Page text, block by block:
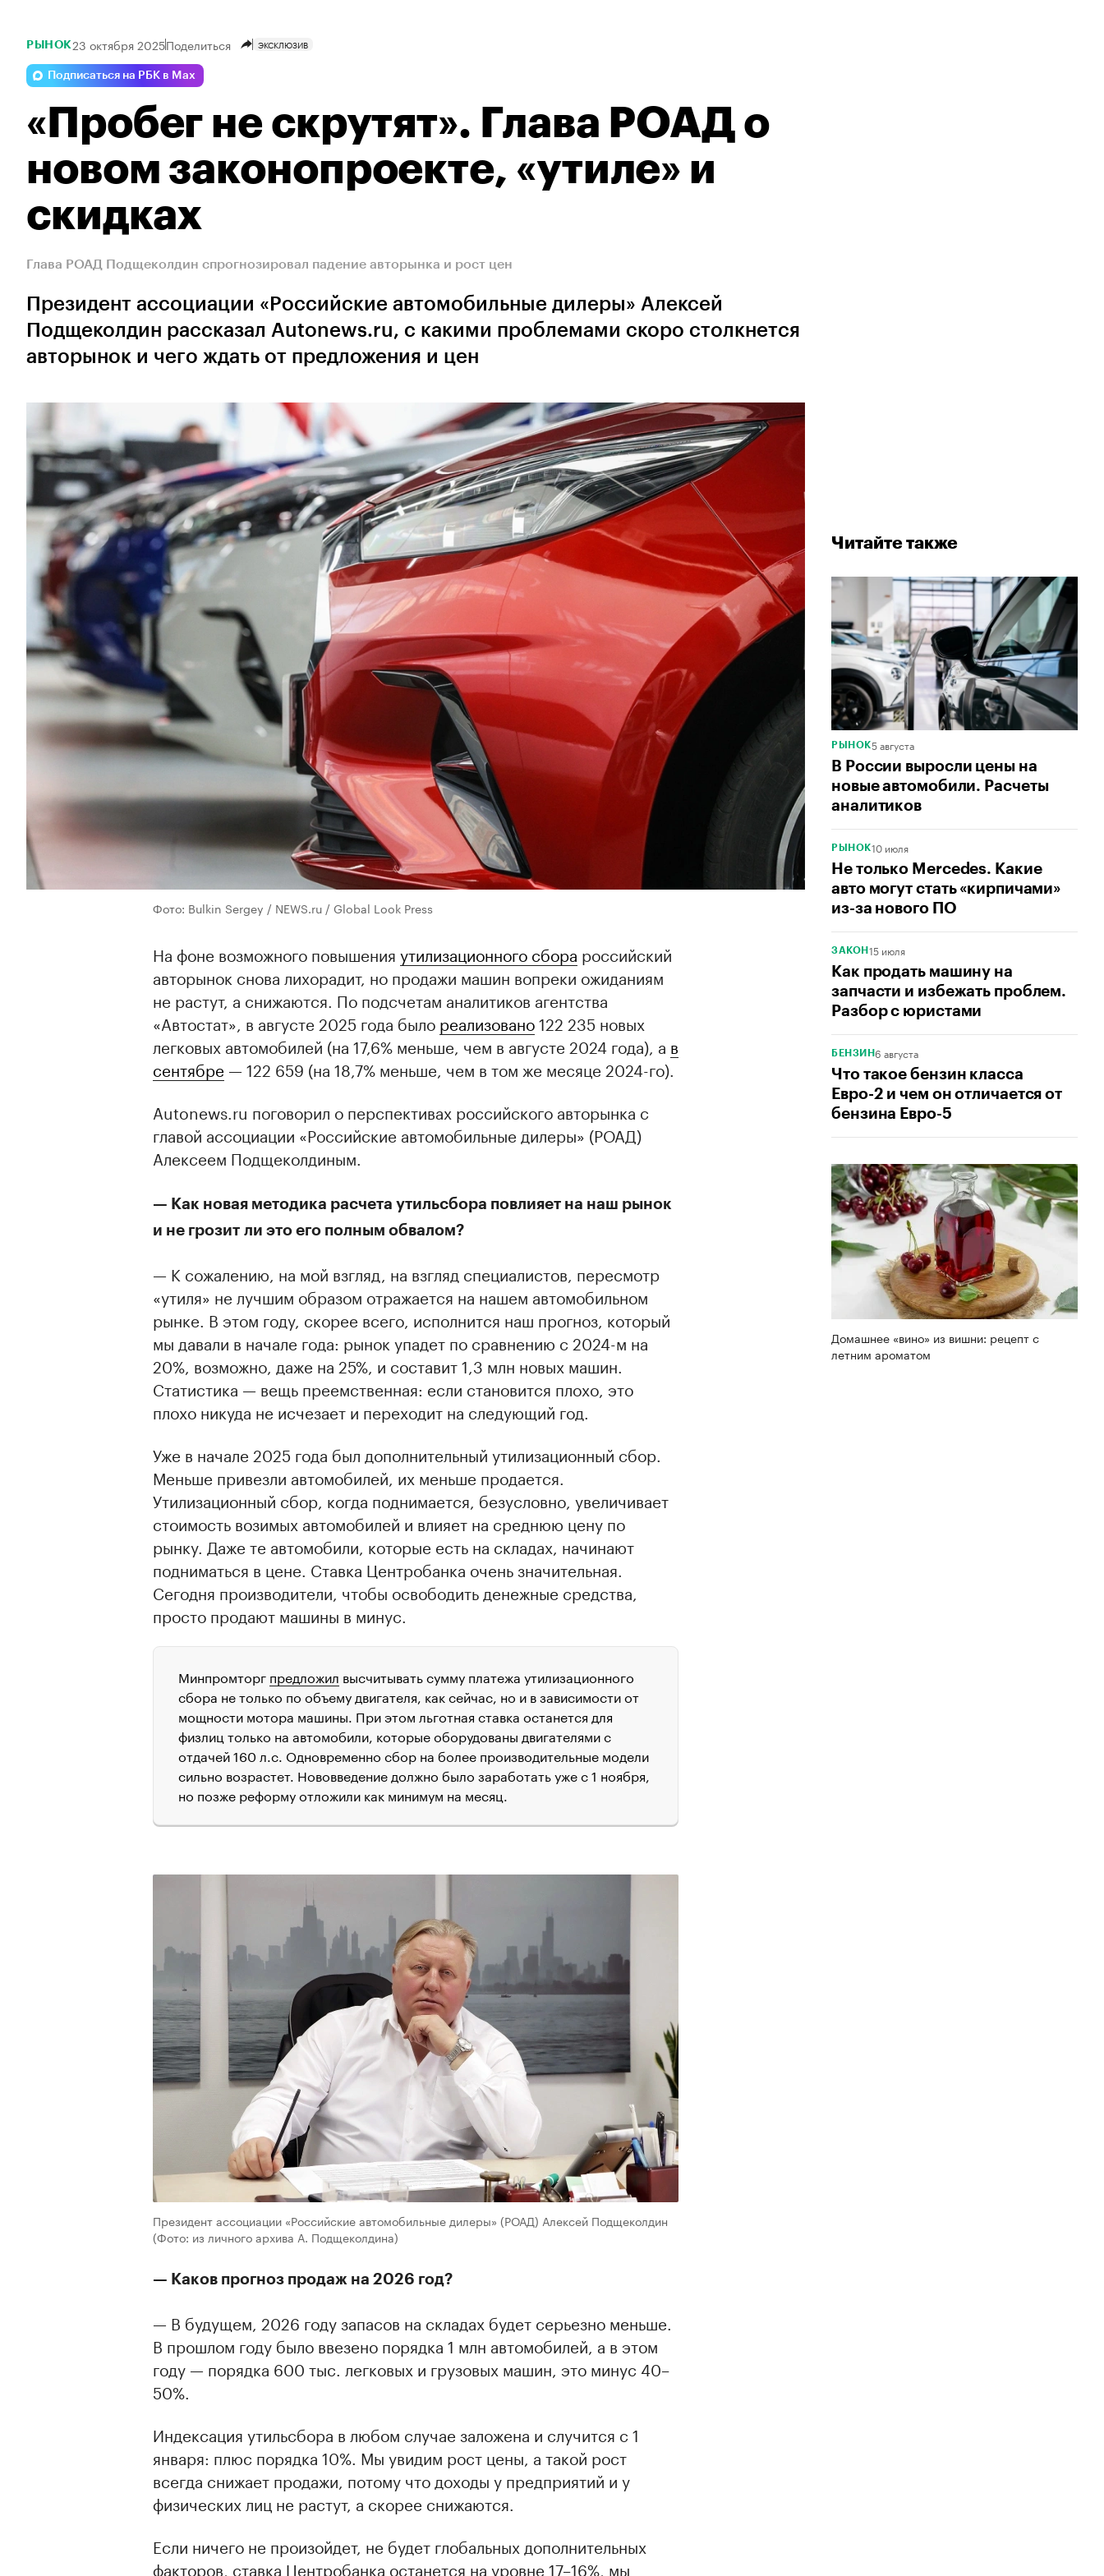
Читайте также
РЫНОК5 августа
В России выросли цены на
новые автомобили. Расчеты
аналитиков
РЫНОК10 июля
Не только Mercedes. Какие
авто могут стать «кирпичами»
из-за нового ПО
ЗАКОН 15 июля
Как продать машину на
запчасти и избежать проблем.
Разбор с юристами
БЕНЗИН6 августа
Что такое бензин класса
Евро-2 и чем он отличается от
бензина Евро-5
Домашнее «вино» из вишни: рецепт с
летним ароматом
РЫНОК 23 октября 2025Поделиться ЭКСКЛЮЗИВ
Подписаться на РБК в Max
«Пробег не скрутят». Глава РОАД о
новом законопроекте, «утиле» и
скидках
Глава РОАД Подщеколдин спрогнозировал падение авторынка и рост цен
Президент ассоциации «Российские автомобильные дилеры» Алексей
Подщеколдин рассказал Autonews.ru, с какими проблемами скоро столкнется
авторынок и чего ждать от предложения и цен
Фото: Bulkin Sergey / NEWS.ru / Global Look Press
На фоне возможного повышения утилизационного сбора российский
авторынок снова лихорадит, но продажи машин вопреки ожиданиям
не растут, а снижаются. По подсчетам аналитиков агентства
«Автостат», в августе 2025 года было реализовано122 235 новых
легковых автомобилей (на 17,6% меньше, чем в августе 2024 года), а в
сентябре — 122 659 (на 18,7% меньше, чем в том же месяце 2024-го).
Autonews.ru поговорил о перспективах российского авторынка с
главой ассоциации «Российские автомобильные дилеры» (РОАД)
Алексеем Подщеколдиным.
— Как новая методика расчета утильсбора повлияет на наш рынок
и не грозит ли это его полным обвалом?
— К сожалению, на мой взгляд, на взгляд специалистов, пересмотр
«утиля» не лучшим образом отражается на нашем автомобильном
рынке. В этом году, скорее всего, исполнится наш прогноз, который
мы давали в начале года: рынок упадет по сравнению с 2024-м на
20%, возможно, даже на 25%, и составит 1,3 млн новых машин.
Статистика — вещь преемственная: если становится плохо, это
плохо никуда не исчезает и переходит на следующий год.
Уже в начале 2025 года был дополнительный утилизационный сбор.
Меньше привезли автомобилей, их меньше продается.
Утилизационный сбор, когда поднимается, безусловно, увеличивает
стоимость возимых автомобилей и влияет на среднюю цену по
рынку. Даже те автомобили, которые есть на складах, начинают
подниматься в цене. Ставка Центробанка очень значительная.
Сегодня производители, чтобы освободить денежные средства,
просто продают машины в минус.
Минпромторг предложил высчитывать сумму платежа утилизационного
сбора не только по объему двигателя, как сейчас, но и в зависимости от
мощности мотора машины. При этом льготная ставка останется для
физлиц только на автомобили, которые оборудованы двигателями с
отдачей 160 л.с. Одновременно сбор на более производительные модели
сильно возрастет. Нововведение должно было заработать уже с 1 ноября,
но позже реформу отложили как минимум на месяц.
Президент ассоциации «Российские автомобильные дилеры» (РОАД) Алексей Подщеколдин
(Фото: из личного архива А. Подщеколдина)
— Каков прогноз продаж на 2026 год?
— В будущем, 2026 году запасов на складах будет серьезно меньше.
В прошлом году было ввезено порядка 1 млн автомобилей, а в этом
году — порядка 600 тыс. легковых и грузовых машин, это минус 40–
50%.
Индексация утильсбора в любом случае заложена и случится с 1
января: плюс порядка 10%. Мы увидим рост цены, а такой рост
всегда снижает продажи, потому что доходы у предприятий и у
физических лиц не растут, а скорее снижаются.
Если ничего не произойдет, не будет глобальных дополнительных
факторов, ставка Центробанка останется на уровне 17–16%, мы